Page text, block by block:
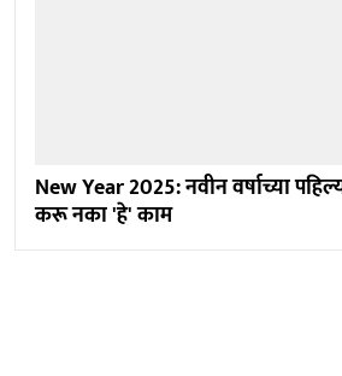
New Year 2025: नवीन वर्षाच्या
करू नका 'हे' काम